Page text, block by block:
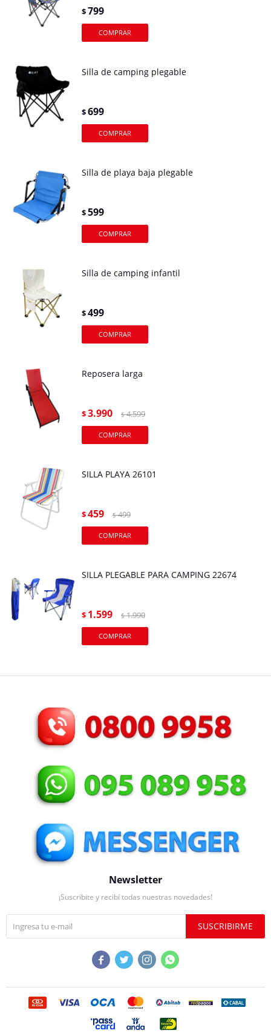
$799
Silla de camping plegable
$699
Silla de playa baja plegable
$599
Silla de camping infantil
$499
Reposera larga
$3.990 $ 4.599
SILLA PLAYA 26101
$459 $ 499
SILLA PLEGABLE PARA CAMPING 22674
$ 1.599 $ 1.990
Newsletter
¡Suscribite y recibí todas nuestras novedades!
SUSCRIBIRME
   